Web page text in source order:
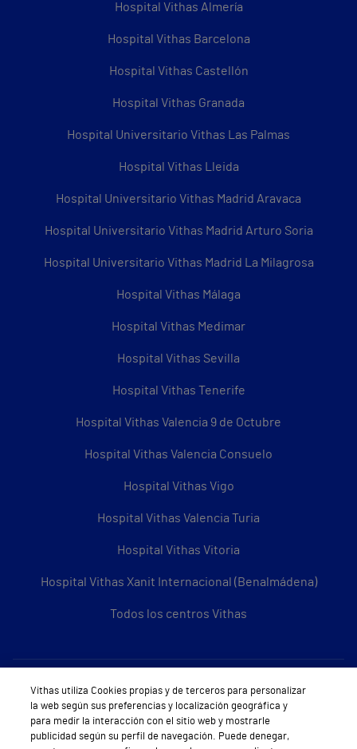
Hospital Vithas Almería
Hospital Vithas Barcelona
Hospital Vithas Castellón
Hospital Vithas Granada
Hospital Universitario Vithas Las Palmas
Hospital Vithas Lleida
Hospital Universitario Vithas Madrid Aravaca
Hospital Universitario Vithas Madrid Arturo Soria
Hospital Universitario Vithas Madrid La Milagrosa
Hospital Vithas Málaga
Hospital Vithas Medimar
Hospital Vithas Sevilla
Hospital Vithas Tenerife
Hospital Vithas Valencia 9 de Octubre
Hospital Vithas Valencia Consuelo
Hospital Vithas Vigo
Hospital Vithas Valencia Turia
Hospital Vithas Vitoria
Hospital Vithas Xanit Internacional (Benalmádena)
Todos los centros Vithas
Sobre Vithas
Quiénes somos
Trabajar en Vithas
Vithas utiliza Cookies propias y de terceros para personalizar
la web según sus preferencias y localización geográfica y
para medir la interacción con el sitio web y mostrarle
publicidad según su perfil de navegación. Puede denegar,